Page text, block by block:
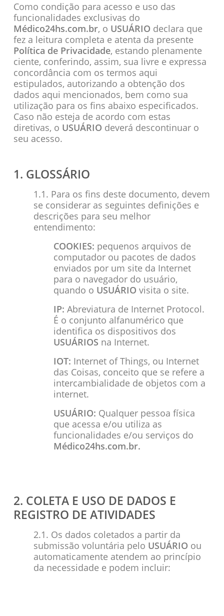
Como condição para acesso e uso das
funcionalidades exclusivas do
Médico24hs.com.br, o USUÁRIO declara que
fez a leitura completa e atenta da presente
Política de Privacidade, estando plenamente
ciente, conferindo, assim, sua livre e expressa
concordância com os termos aqui
estipulados, autorizando a obtenção dos
dados aqui mencionados, bem como sua
utilização para os fins abaixo especificados.
Caso não esteja de acordo com estas
diretivas, o USUÁRIO deverá descontinuar o
seu acesso.
1. GLOSSÁRIO
1.1. Para os fins deste documento, devem
se considerar as seguintes definições e
descrições para seu melhor
entendimento:
COOKIES: pequenos arquivos de
computador ou pacotes de dados
enviados por um site da Internet
para o navegador do usuário,
quando o USUÁRIO visita o site.
IP: Abreviatura de Internet Protocol.
É o conjunto alfanumérico que
identifica os dispositivos dos
USUÁRIOS na Internet.
IOT: Internet of Things, ou Internet
das Coisas, conceito que se refere a
intercambialidade de objetos com a
internet.
USUÁRIO: Qualquer pessoa física
que acessa e/ou utiliza as
funcionalidades e/ou serviços do
Médico24hs.com.br.
2. COLETA E USO DE DADOS E
REGISTRO DE ATIVIDADES
2.1. Os dados coletados a partir da
submissão voluntária pelo USUÁRIO ou
automaticamente atendem ao princípio
da necessidade e podem incluir: